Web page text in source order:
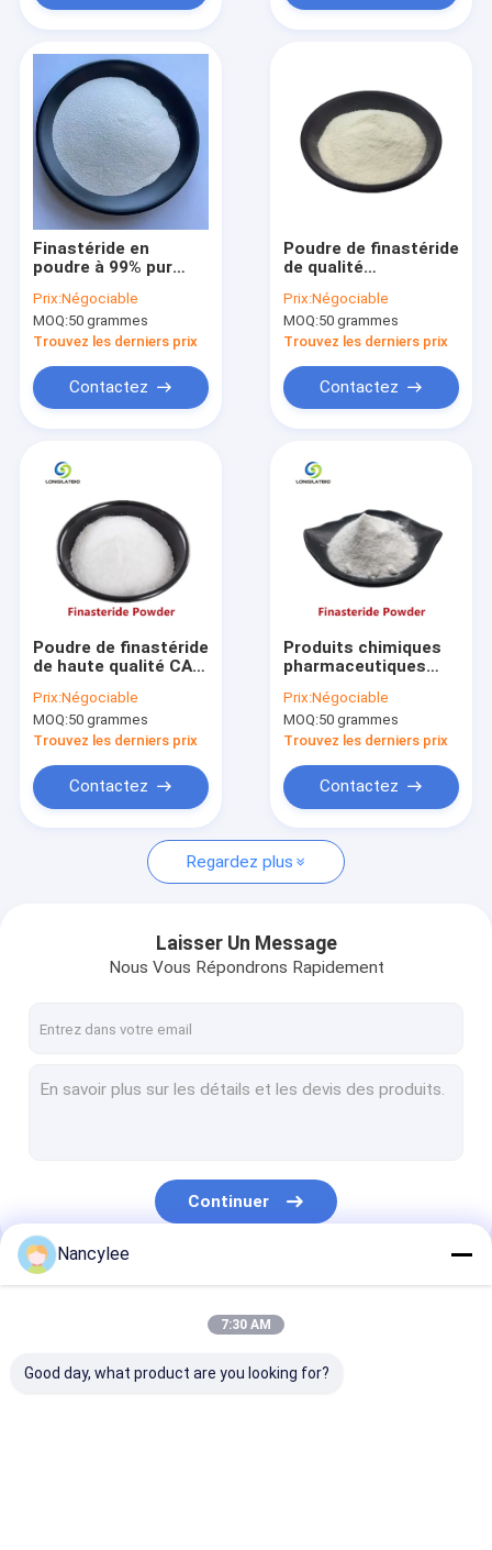
Produits
A propos de nous
Visite d'usine
Demandez une citation
tripeptide de cuivre 1
Finastéride en poudre
Eau de Bac
pharma api
Matière première de cosmétiques
Finastéride en
poudre à 99% pur
Supplément
pharmaceutique en
vrac
Prix:Négociable
MOQ:50 grammes
Trouvez les derniers prix
Contactez
Poudre de finastéride
de qualité
vrac 99% Pure CAS
98319-26-7 Efficace
pour le traitement de
Prix:Négociable
MOQ:50 grammes
Trouvez les derniers prix
Contactez
Poudre de finastéride
de haute qualité CAS
Traitement de la
calvitie
Prix:Négociable
MOQ:50 grammes
Trouvez les derniers prix
Contactez
Produits chimiques
pharmaceutiques
Matériau de base
CAS 98319-26-7 99%
Poudre pure de
Prix:Négociable
MOQ:50 grammes
Trouvez les derniers prix
Contactez
Regardez plus
Laisser Un Message
Nous Vous Répondrons Rapidement
Continuer
Nos Catégories
Nancylee
7:30 AM
Good day, what product are you looking for?